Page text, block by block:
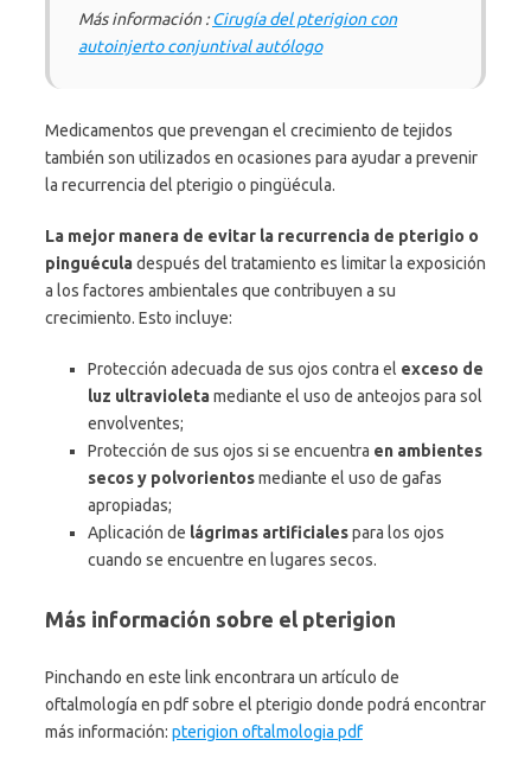
Más información :Cirugía del pterigion con
autoinjerto conjuntival autólogo
Medicamentos que prevengan el crecimiento de tejidos
también son utilizados en ocasiones para ayudar a prevenir
la recurrencia del pterigio o pingüécula.
La mejor manera de evitar la recurrencia de pterigio o
pinguéculadespués del tratamiento es limitar la exposición
a los factores ambientales que contribuyen a su
crecimiento. Esto incluye:
Protección adecuada de sus ojos contra el exceso de
luz ultravioletamediante el uso de anteojos para sol
envolventes;
Protección de sus ojos si se encuentra en ambientes
secos y polvorientosmediante el uso de gafas
apropiadas;
Aplicación de lágrimas artificialespara los ojos
cuando se encuentre en lugares secos.
Más información sobre el pterigion
Pinchando en este link encontrara un artículo de
oftalmología en pdf sobre el pterigio donde podrá encontrar
más información: pterigion oftalmologia pdf